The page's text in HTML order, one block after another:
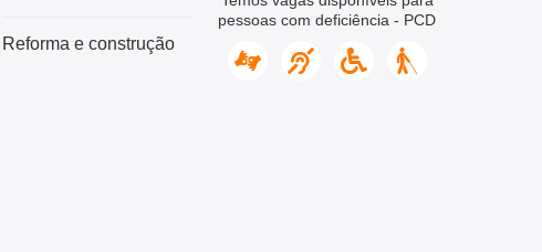
Reforma e construção
pessoas com deficiência - PCD